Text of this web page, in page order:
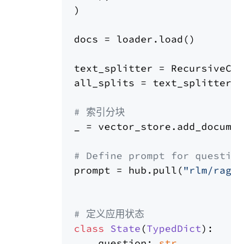
)
docs = loader.load()
text_splitter =
all_splits =
# 索引分块
_ =
# Define prompt for
prompt = hub.pull( "rlm/
# 定义应用状态
class State (TypedDict):